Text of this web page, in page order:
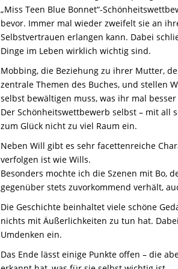
„Miss Teen Blue Bonnet“-
bevor. Immer mal wieder zweifelt sie an
Selbstvertrauen erlangen kann. Dabei
Dinge im Leben wirklich wichtig sind.
Mobbing, die Beziehung zu ihrer Mutter,
zentrale Themen des Buches, und stellen
selbst bewältigen muss, was ihr mal
Der Schönheitswettbewerb selbst – mit all
zum Glück nicht zu viel Raum ein.
Neben Will gibt es sehr facettenreiche
verfolgen ist wie Wills.
Besonders mochte ich die Szenen mit Bo,
gegenüber stets zuvorkommend verhält,
Die Geschichte beinhaltet viele schöne
nichts mit Äußerlichkeiten zu tun hat.
Umdenken ein.
Das Ende lässt einige Punkte offen – die